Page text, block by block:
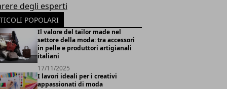
degli esperti
POPOLARI
Il valore del tailor made nel
settore della moda: tra accessori
in pelle e produttori artigianali
italiani
17/11/2025
I lavori ideali per i creativi
appassionati di moda